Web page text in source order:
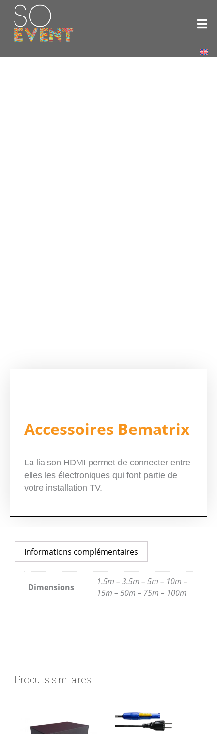
Accessoires Bematrix
La liaison HDMI permet de connecter entre
elles les électroniques qui font partie de
votre installation TV.
Informations complémentaires
Dimensions
1.5m – 3.5m – 5m – 10m –
15m – 50m – 75m – 100m
Produits similaires